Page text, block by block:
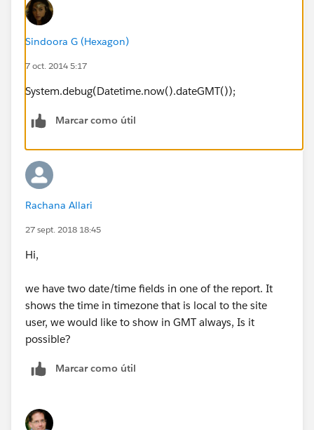
Sindoora G (Hexagon)
7 oct. 2014 5:17
System.debug(Datetime.now().dateGMT());
Marcar como útil
Rachana Allari
27 sept. 2018 18:45
Hi,
we have two date/time fields in one of the report. It
shows the time in timezone that is local to the site
user, we would like to show in GMT always, Is it
possible?
Marcar como útil